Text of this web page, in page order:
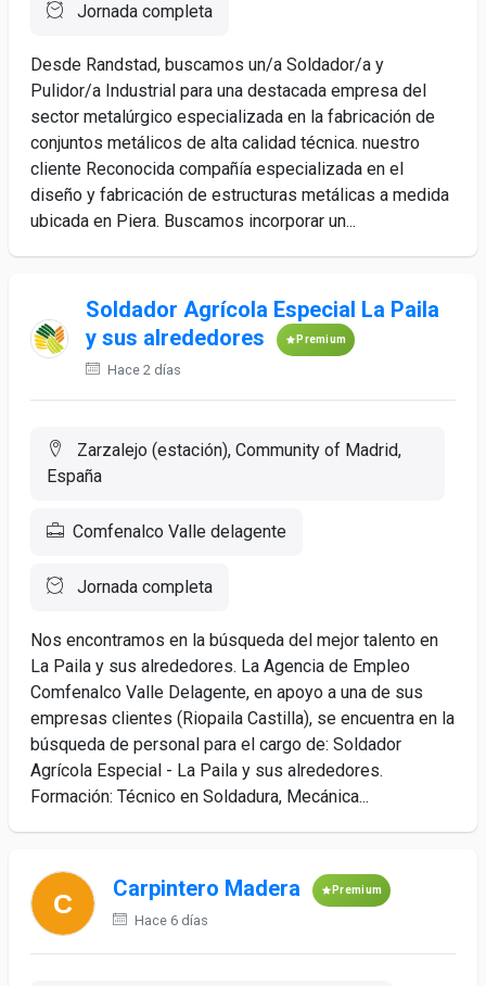
Jornada completa
Desde Randstad, buscamos un/a Soldador/a y
Pulidor/a Industrial para una destacada empresa del
sector metalúrgico especializada en la fabricación de
conjuntos metálicos de alta calidad técnica. nuestro
cliente Reconocida compañía especializada en el
diseño y fabricación de estructuras metálicas a medida
ubicada en Piera. Buscamos incorporar un...
Soldador Agrícola Especial La Paila
y sus alrededores
Premium
Hace 2 días
Zarzalejo (estación), Community of Madrid,
España
Comfenalco Valle delagente
Jornada completa
Nos encontramos en la búsqueda del mejor talento en
La Paila y sus alrededores. La Agencia de Empleo
Comfenalco Valle Delagente, en apoyo a una de sus
empresas clientes (Riopaila Castilla), se encuentra en la
búsqueda de personal para el cargo de: Soldador
Agrícola Especial - La Paila y sus alrededores.
Formación: Técnico en Soldadura, Mecánica...
Carpintero Madera Premium
Hace 6 días